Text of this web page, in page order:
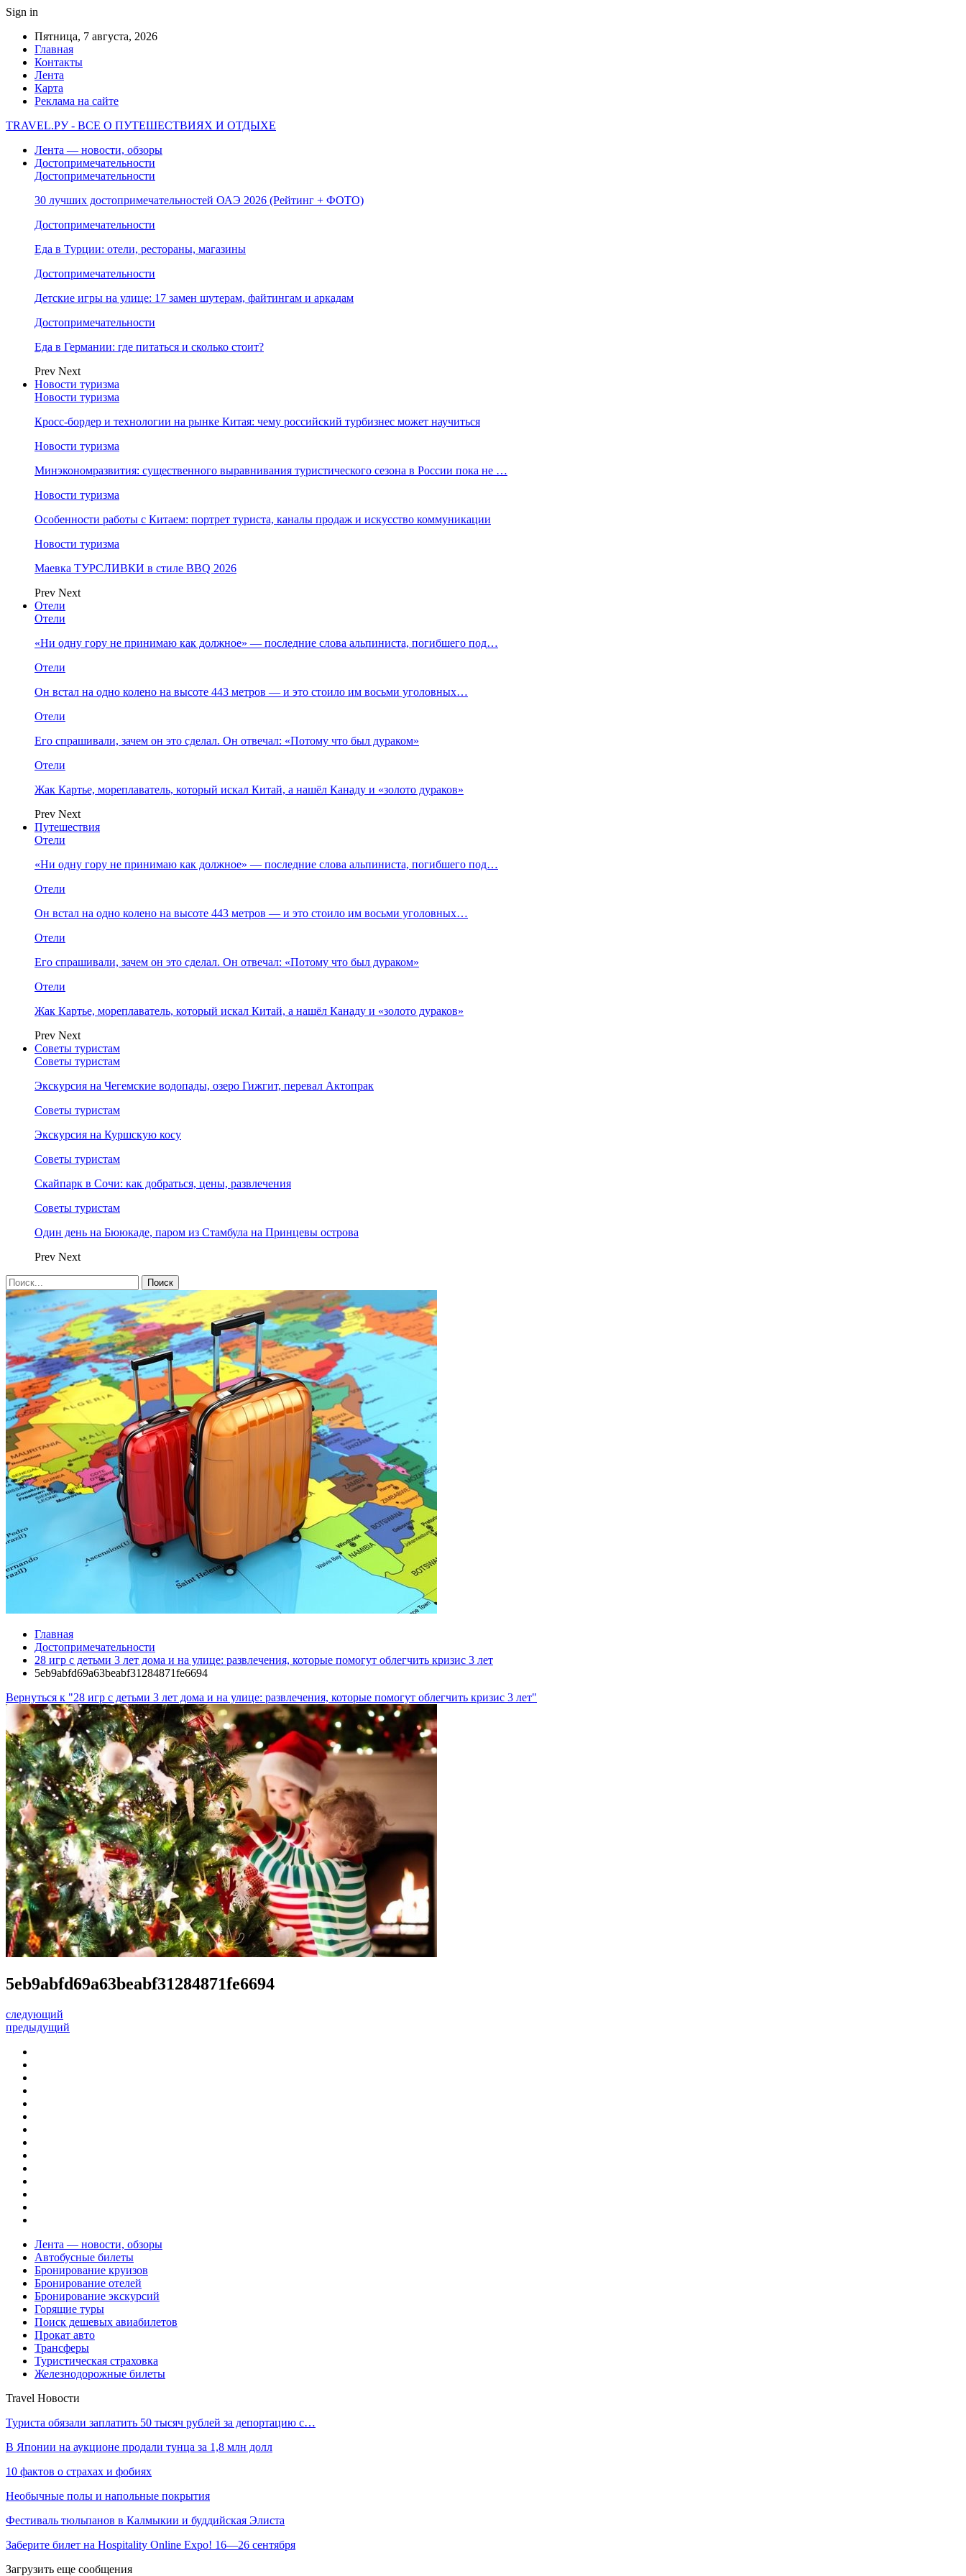
Sign in
Пятница, 7 августа, 2026
Главная
Контакты
Лента
Карта
Реклама на сайте
TRAVEL.РУ - ВСЕ О ПУТЕШЕСТВИЯХ И ОТДЫХЕ
Лента — новости, обзоры
Достопримечательности
Достопримечательности
30 лучших достопримечательностей ОАЭ 2026 (Рейтинг + ФОТО)
Достопримечательности
Еда в Турции: отели, рестораны, магазины
Достопримечательности
Детские игры на улице: 17 замен шутерам, файтингам и аркадам
Достопримечательности
Еда в Германии: где питаться и сколько стоит?
Prev Next
Новости туризма
Новости туризма
Кросс-бордер и технологии на рынке Китая: чему российский турбизнес может научиться
Новости туризма
Минэкономразвития: существенного выравнивания туристического сезона в России пока не …
Новости туризма
Особенности работы с Китаем: портрет туриста, каналы продаж и искусство коммуникации
Новости туризма
Маевка ТУРСЛИВКИ в стиле BBQ 2026
Prev Next
Отели
Отели
«Ни одну гору не принимаю как должное» — последние слова альпиниста, погибшего под…
Отели
Он встал на одно колено на высоте 443 метров — и это стоило им восьми уголовных…
Отели
Его спрашивали, зачем он это сделал. Он отвечал: «Потому что был дураком»
Отели
Жак Картье, мореплаватель, который искал Китай, а нашёл Канаду и «золото дураков»
Prev Next
Путешествия
Отели
«Ни одну гору не принимаю как должное» — последние слова альпиниста, погибшего под…
Отели
Он встал на одно колено на высоте 443 метров — и это стоило им восьми уголовных…
Отели
Его спрашивали, зачем он это сделал. Он отвечал: «Потому что был дураком»
Отели
Жак Картье, мореплаватель, который искал Китай, а нашёл Канаду и «золото дураков»
Prev Next
Советы туристам
Советы туристам
Экскурсия на Чегемские водопады, озеро Гижгит, перевал Актопрак
Советы туристам
Экскурсия на Куршскую косу
Советы туристам
Скайпарк в Сочи: как добраться, цены, развлечения
Советы туристам
Один день на Бююкаде, паром из Стамбула на Принцевы острова
Prev Next
Главная
Достопримечательности
28 игр с детьми 3 лет дома и на улице: развлечения, которые помогут облегчить кризис 3 лет
5eb9abfd69a63beabf31284871fe6694
Вернуться к "28 игр с детьми 3 лет дома и на улице: развлечения, которые помогут облегчить кризис 3 лет"
5eb9abfd69a63beabf31284871fe6694
следующий
предыдущий
Лента — новости, обзоры
Автобусные билеты
Бронирование круизов
Бронирование отелей
Бронирование экскурсий
Горящие туры
Поиск дешевых авиабилетов
Прокат авто
Трансферы
Туристическая страховка
Железнодорожные билеты
Travel Новости
Туриста обязали заплатить 50 тысяч рублей за депортацию с…
В Японии на аукционе продали тунца за 1,8 млн долл
10 фактов о страхах и фобиях
Необычные полы и напольные покрытия
Фестиваль тюльпанов в Калмыкии и буддийская Элиста
Заберите билет на Hospitality Online Expo! 16—26 сентября
Загрузить еще сообщения